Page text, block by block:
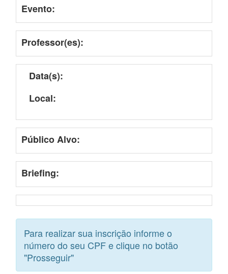
Evento:
Professor(es):
Data(s):
Local:
Público Alvo:
Briefing:
Para realizar sua inscrição informe o
número do seu CPF e clique no botão
"Prosseguir"